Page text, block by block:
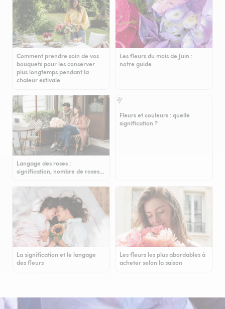
Comment prendre soin de vos
bouquets pour les conserver
plus longtemps pendant la
chaleur estivale
Les fleurs du mois de Juin :
notre guide
Langage des roses :
signification, nombre de roses…
Fleurs et couleurs : quelle
signification ?
La signification et le langage
des fleurs
Les fleurs les plus abordables à
acheter selon la saison